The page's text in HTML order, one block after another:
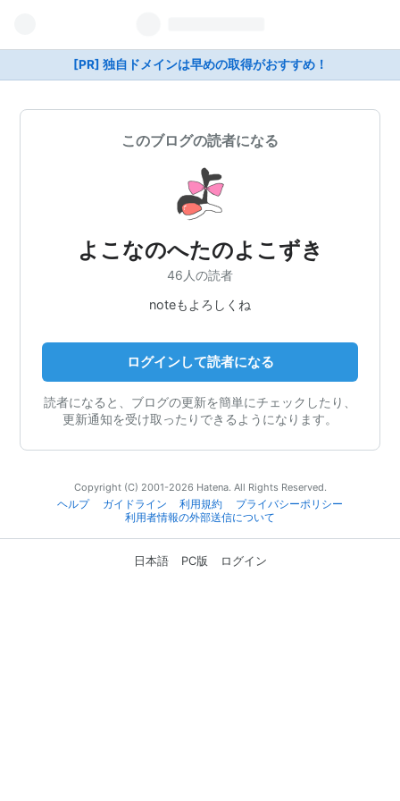
[PR] 独自ドメインは早めの取得がおすすめ！
このブログの読者になる
よこなのへたのよこずき
46人の読者
noteもよろしくね
ログインして読者になる
読者になると、ブログの更新を簡単にチェックしたり、
更新通知を受け取ったりできるようになります。
Copyright (C) 2001-2026 Hatena. All Rights Reserved.
ヘルプ
ガイドライン 利用規約
プライバシーポリシー
利用者情報の外部送信について
日本語 PC版 ログイン